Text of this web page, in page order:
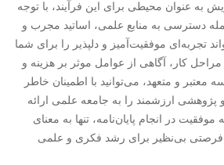
به عنوان محیطی برای این فرآیند، با توجه
دسترسی به منابع علمی، اساتید مجرب و
تجربه‌ای موفقیت‌آمیز و دلپذیر را برای شما
کار، آگاهی از عوامل موثر بر هزینه و
معتبر و متعهد، می‌توانید با اطمینان خاطر
پژوهشی ارزشمند را به جامعه علمی ارائه
موفقیت در انجام پایان‌نامه، تنها به معنای
بی‌نظیر برای رشد فکری و علمی